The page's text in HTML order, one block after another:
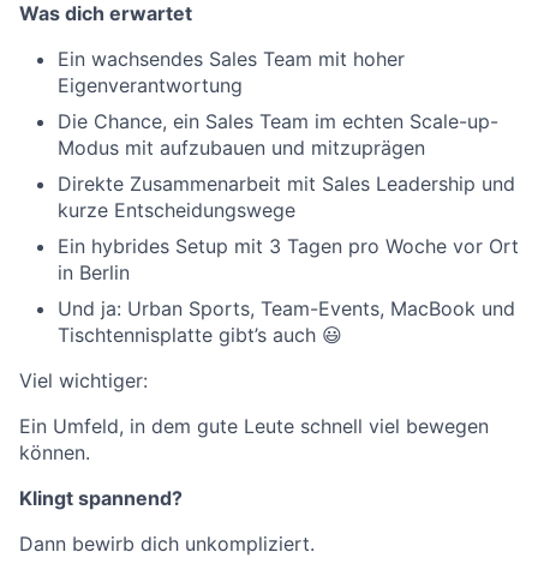
Was dich erwartet
Ein wachsendes Sales Team mit hoher
Eigenverantwortung
Die Chance, ein Sales Team im echten Scale-up-
Modus mit aufzubauen und mitzuprägen
Direkte Zusammenarbeit mit Sales Leadership und
kurze Entscheidungswege
Ein hybrides Setup mit 3 Tagen pro Woche vor Ort
in Berlin
Und ja: Urban Sports, Team-Events, MacBook und
Tischtennisplatte gibt’s auch 😃
Viel wichtiger:
Ein Umfeld, in dem gute Leute schnell viel bewegen
können.
Klingt spannend?
Dann bewirb dich unkompliziert.